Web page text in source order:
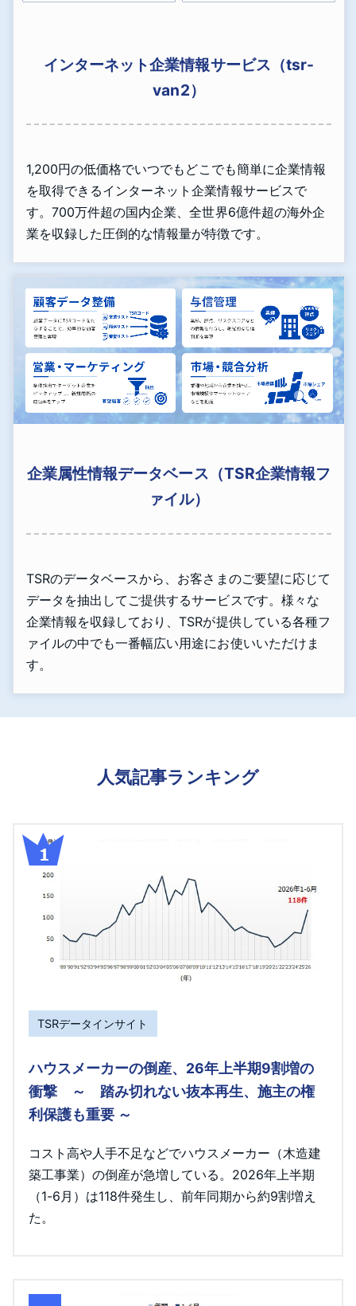
インターネット企業情報サービス（tsr-
van2）
1,200円の低価格でいつでもどこでも簡単に企業情報
を取得できるインターネット企業情報サービスで
す。700万件超の国内企業、全世界6億件超の海外企
業を収録した圧倒的な情報量が特徴です。
企業属性情報データベース（TSR企業情報フ
ァイル）
TSRのデータベースから、お客さまのご要望に応じて
データを抽出してご提供するサービスです。様々な
企業情報を収録しており、TSRが提供している各種フ
ァイルの中でも一番幅広い用途にお使いいただけま
す。
人気記事ランキング
TSRデータインサイト
ハウスメーカーの倒産、26年上半期9割増の
衝撃 ～ 踏み切れない抜本再生、施主の権
利保護も重要 ～
コスト高や人手不足などでハウスメーカー（木造建
築工事業）の倒産が急増している。2026年上半期
（1-6月）は118件発生し、前年同期から約9割増え
た。